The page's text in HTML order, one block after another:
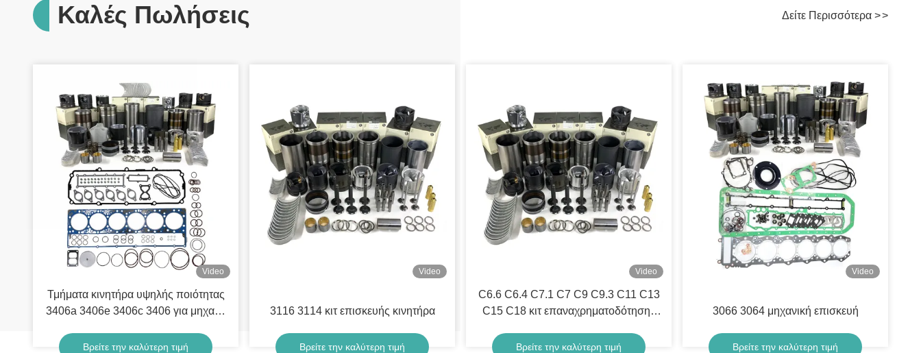
Καλές Πωλήσεις Δείτε Περισσότερα >>
Video
Τμήματα κινητήρα υψηλής ποιότητας
3406a 3406e 3406c 3406 για μηχανή
Βρείτε την καλύτερη τιμή
Video
3116 3114 κιτ επισκευής κινητήρα
Βρείτε την καλύτερη τιμή
Video
C6.6 C6.4 C7.1 C7 C9 C9.3 C11 C13
C15 C18 κιτ επαναχρηματοδότησης
Βρείτε την καλύτερη τιμή
Video
3066 3064 μηχανική επισκευή
Βρείτε την καλύτερη τιμή